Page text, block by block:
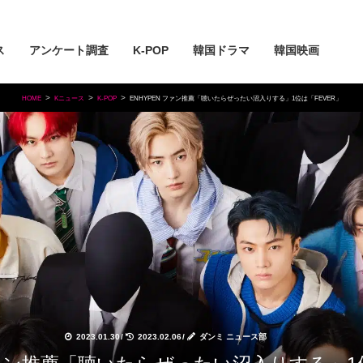
アンケート調査 K-POP 韓国ドラマ 韓国映画
HOME Kニュース K-POP ENHYPEN ファン推薦「聴いたらぜったい沼入りする」1位は「FEVER」
2023.01.30/ 2023.02.06/ ダンミ ニュース部